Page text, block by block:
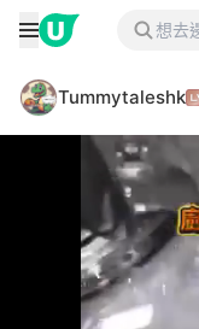
Tummytaleshk